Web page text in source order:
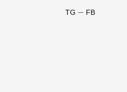
FB
TG